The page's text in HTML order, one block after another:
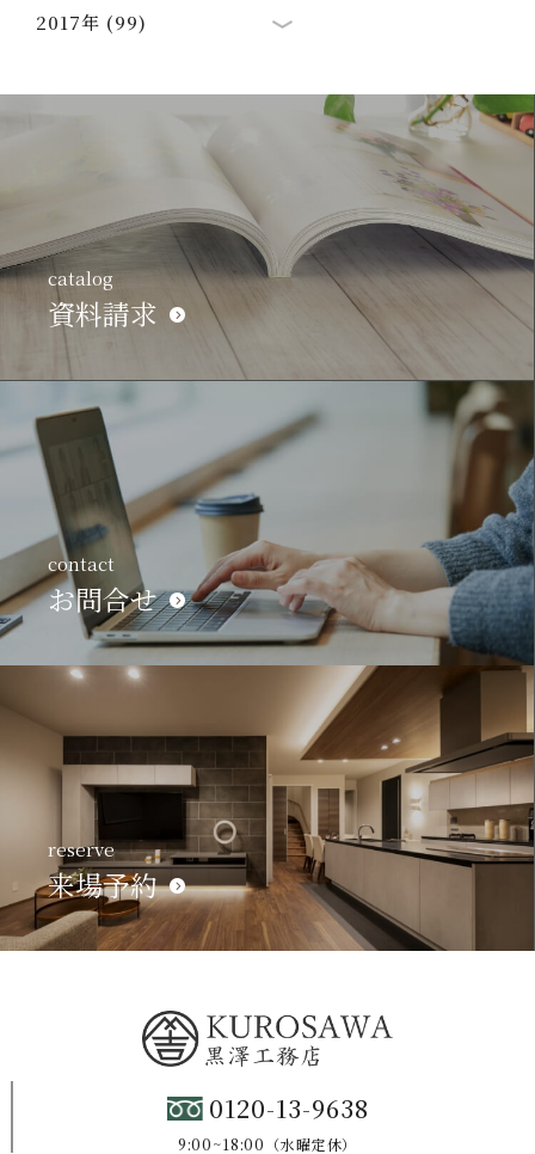
2017年 (99)
catalog
資料請求
contact
お問合せ
reserve
来場予約
0120-13-9638
9:00~18:00（水曜定休）